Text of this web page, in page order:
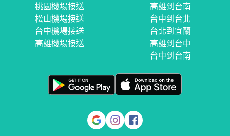
桃園機場接送
松山機場接送
台中機場接送
高雄機場接送
高雄到台南
台中到台北
台北到宜蘭
高雄到台中
台中到台南